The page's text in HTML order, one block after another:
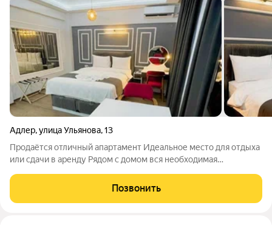
Адлер,улица Ульянова,13
Продаётся отличный апартамент Идеальное место для отдыха
или сдачи в аренду Рядом с домом вся необходимая
пешком Один взрослый собственник.
Позвонить